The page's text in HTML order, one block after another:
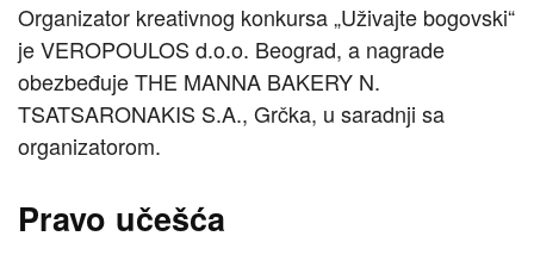
Organizator kreativnog konkursa „Uživajte bogovski“
je VEROPOULOS d.o.o. Beograd, a nagrade
obezbeđuje THE MANNA BAKERY N.
TSATSARONAKIS S.A., Grčka, u saradnji sa
organizatorom.
Pravo učešća